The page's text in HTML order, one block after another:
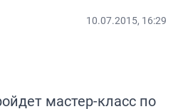
10.07.2015, 16:29